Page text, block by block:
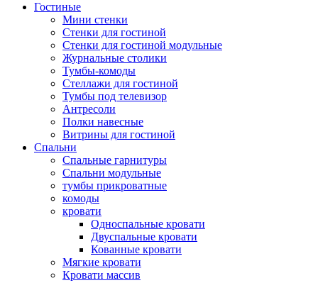
Гостиные
Мини стенки
Стенки для гостиной
Стенки для гостиной модульные
Журнальные столики
Тумбы-комоды
Стеллажи для гостиной
Тумбы под телевизор
Антресоли
Полки навесные
Витрины для гостиной
Спальни
Спальные гарнитуры
Спальни модульные
тумбы прикроватные
комоды
кровати
Односпальные кровати
Двуспальные кровати
Кованные кровати
Мягкие кровати
Кровати массив